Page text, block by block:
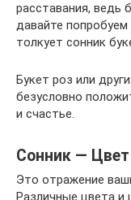
расставания, ведь
давайте
толкует сонник
Букет роз или
безусловно
и счастье.
Сонник — Цвет
Это отражение
Различные цвета и